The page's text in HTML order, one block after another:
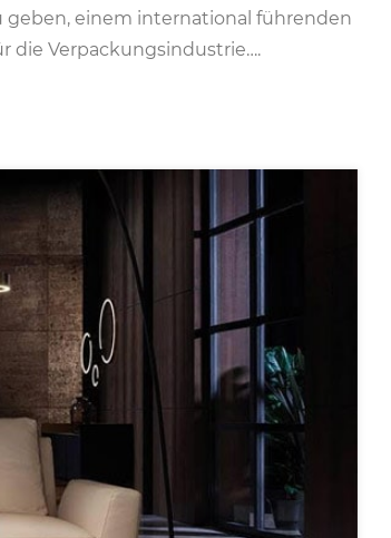
einem international führenden
die Verpackungsindustrie….